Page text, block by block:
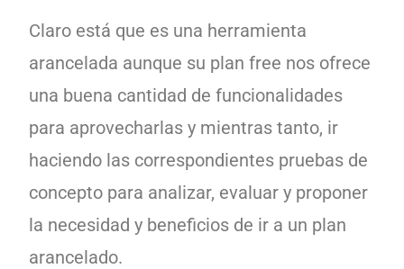
Claro está que es una herramienta
arancelada aunque su plan free nos ofrece
una buena cantidad de funcionalidades
para aprovecharlas y mientras tanto, ir
haciendo las correspondientes pruebas de
concepto para analizar, evaluar y proponer
la necesidad y beneficios de ir a un plan
arancelado.